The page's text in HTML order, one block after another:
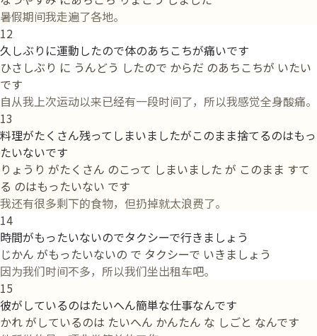
暑假期间我走遍了各地。
12
久しぶりに運動したので体のあちこちが痛いです
ひさしぶり に うんどう したので からだ のあちこちが いたい
です
自从我上次运动以来已经有一段时间了，所以我感觉全身酸痛。
13
料理がたくさん残ってしまいましたがこのまま捨てるのはもっ
たいないです
りょうり がたくさん のこって しまいました が このまま すて
る のはもったいない です
我还有很多剩下的食物，但扔掉就太浪费了。
14
時間がもったいないのでタクシーで行きましょう
じかん がもったいないの で タクシーで いきましょう
因为我们时间不多，所以我们坐出租车吧。
15
彼がしているのはたいへん簡単な仕事なんです
かれ がしているのは たいへん かんたん な しごと なんです